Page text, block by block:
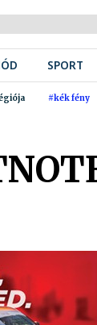
SPORT
#kék fény